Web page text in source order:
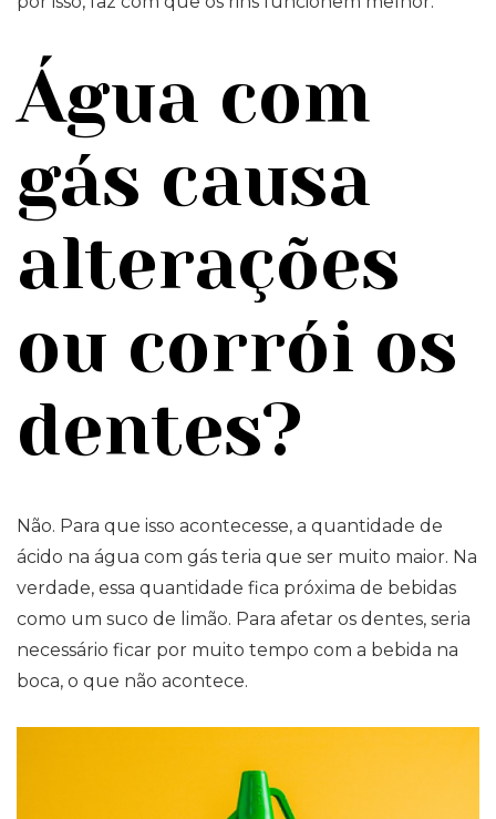
Água com
gás causa
alterações
ou corrói os
dentes?
Não. Para que isso acontecesse, a quantidade de
ácido na água com gás teria que ser muito maior. Na
verdade, essa quantidade fica próxima de bebidas
como um suco de limão. Para afetar os dentes, seria
necessário ficar por muito tempo com a bebida na
boca, o que não acontece.